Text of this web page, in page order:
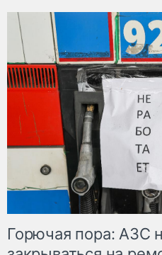
Горючая пора: АЗС